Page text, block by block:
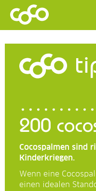
200
Cocospalmen sind
Kinderkriegen.
Wenn eine
einen idealen